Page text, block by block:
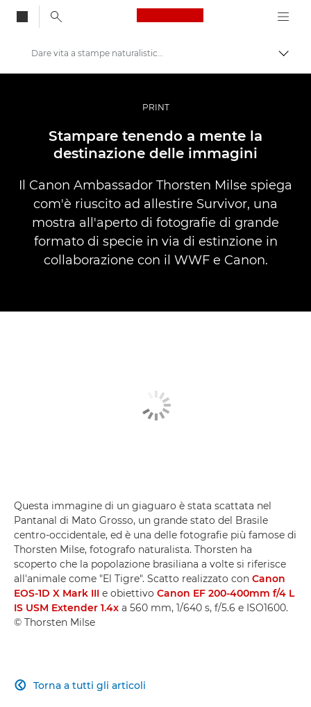
Canon Logo, back
Fotografia e video professionali
Storie
Dare vita a stampe naturalistiche dinamiche di grande formato
PRINT
Stampare tenendo a mente la
destinazione delle immagini
Il Canon Ambassador Thorsten Milse spiega
com'è riuscito ad allestire Survivor, una
mostra all'aperto di fotografie di grande
formato di specie in via di estinzione in
collaborazione con il WWF e Canon.
Questa immagine di un giaguaro è stata scattata nel
Pantanal di Mato Grosso, un grande stato del Brasile
centro-occidentale, ed è una delle fotografie più famose di
Thorsten Milse, fotografo naturalista. Thorsten ha
scoperto che la popolazione brasiliana a volte si riferisce
all'animale come "El Tigre". Scatto realizzato con Canon
EOS-1D X Mark III e obiettivo Canon EF 200-400mm f/4 L
IS USM Extender 1.4x a 560 mm, 1/640 s, f/5.6 e ISO1600.
© Thorsten Milse
Torna a tutti gli articoli
